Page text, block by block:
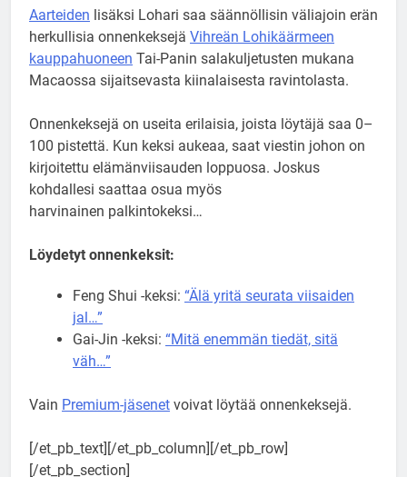
Aarteiden lisäksi Lohari saa säännöllisin väliajoin erän
herkullisia onnenkeksejä Vihreän Lohikäärmeen
kauppahuoneen Tai-Panin salakuljetusten mukana
Macaossa sijaitsevasta kiinalaisesta ravintolasta.
Onnenkeksejä on useita erilaisia, joista löytäjä saa 0–
100 pistettä. Kun keksi aukeaa, saat viestin johon on
kirjoitettu elämänviisauden loppuosa. Joskus
kohdallesi saattaa osua myös
harvinainen palkintokeksi…
Löydetyt onnenkeksit:
Feng Shui -keksi: “Älä yritä seurata viisaiden
jal…”
Gai-Jin -keksi: “Mitä enemmän tiedät, sitä
väh…”
Vain Premium-jäsenet voivat löytää onnenkeksejä.
[/et_pb_text][/et_pb_column][/et_pb_row]
[/et_pb_section]